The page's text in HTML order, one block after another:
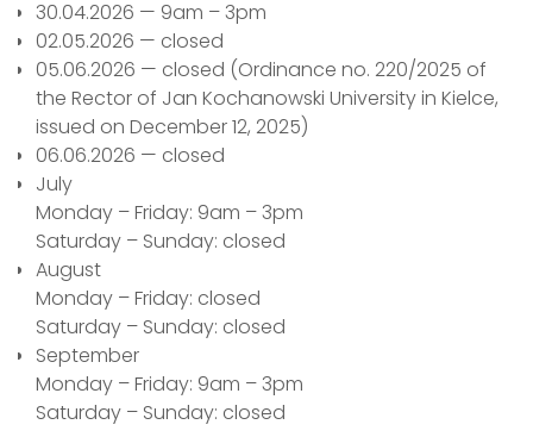
30.04.2026 — 9am – 3pm
02.05.2026 — closed
05.06.2026 — closed (Ordinance no. 220/2025 of
the Rector of Jan Kochanowski University in Kielce,
issued on December 12, 2025)
06.06.2026 — closed
July
Monday – Friday: 9am – 3pm
Saturday – Sunday: closed
August
Monday – Friday: closed
Saturday – Sunday: closed
September
Monday – Friday: 9am – 3pm
Saturday – Sunday: closed